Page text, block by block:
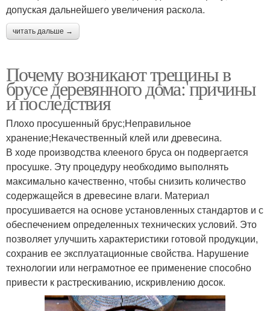
допуская дальнейшего увеличения раскола.
читать дальше →
Почему возникают трещины в
брусе деревянного дома: причины
и последствия
Плохо просушенный брус;Неправильное
хранение;Некачественный клей или древесина.
В ходе производства клееного бруса он подвергается
просушке. Эту процедуру необходимо выполнять
максимально качественно, чтобы снизить количество
содержащейся в древесине влаги. Материал
просушивается на основе установленных стандартов и с
обеспечением определенных технических условий. Это
позволяет улучшить характеристики готовой продукции,
сохранив ее эксплуатационные свойства. Нарушение
технологии или неграмотное ее применение способно
привести к растрескиванию, искривлению досок.